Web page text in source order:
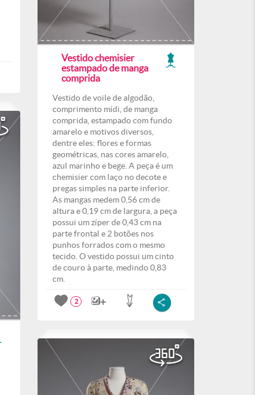
Vestido chemisier
estampado de manga
comprida
Vestido de voile de algodão,
comprimento mídi, de manga
comprida, estampado com fundo
amarelo e motivos diversos,
dentre eles: flores e formas
geométricas, nas cores amarelo,
azul marinho e bege. A peça é um
chemisier com laço no decote e
pregas simples na parte inferior.
As mangas medem 0,56 cm de
altura e 0,19 cm de largura, a peça
possui um zíper de 0,43 cm na
parte frontal e 2 botões nos
punhos forrados com o mesmo
tecido. O vestido possui um cinto
de couro à parte, medindo 0,83
cm.
2